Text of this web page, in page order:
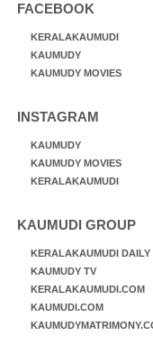
FACEBOOK
KERALAKAUMUDI
KAUMUDY
KAUMUDY MOVIES
INSTAGRAM
KAUMUDY
KAUMUDY MOVIES
KERALAKAUMUDI
KAUMUDI GROUP
KERALAKAUMUDI DAILY
KAUMUDY TV
KERALAKAUMUDI.COM
KAUMUDI.COM